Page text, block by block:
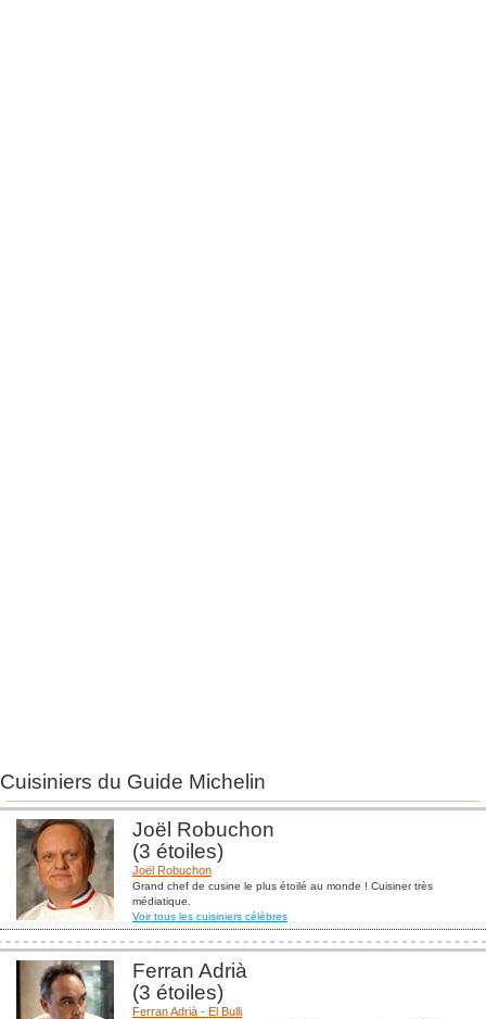
Cuisiniers du Guide Michelin
Joël Robuchon
(3 étoiles)
Joël Robuchon
Grand chef de cusine le plus étoilé au monde ! Cuisiner très
médiatique.
Voir tous les cuisiniers célèbres
Ferran Adrià
(3 étoiles)
Ferran Adrià - El Bulli